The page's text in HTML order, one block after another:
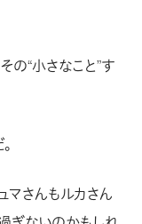
の“小さなこと”す
マさんもルカさん